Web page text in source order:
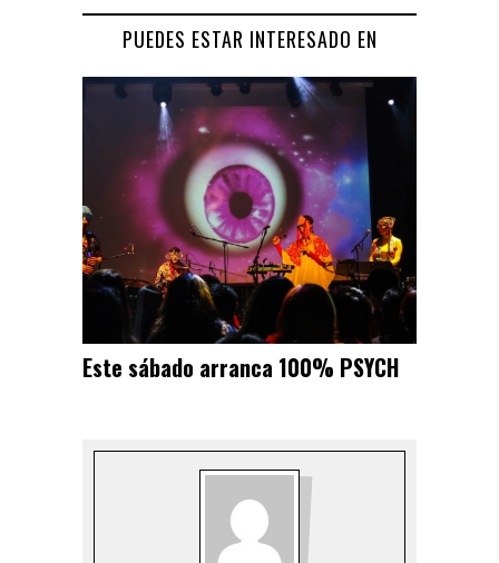
PUEDES ESTAR INTERESADO EN
Este sábado arranca 100% PSYCH